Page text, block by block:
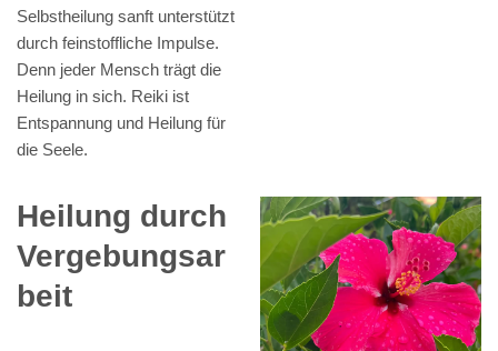
Selbstheilung sanft unterstützt
durch feinstoffliche Impulse.
Denn jeder Mensch trägt die
Heilung in sich. Reiki ist
Entspannung und Heilung für
die Seele.
Heilung durch
Vergebungsar
beit